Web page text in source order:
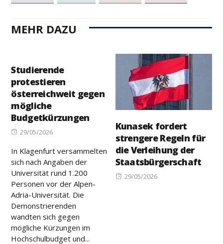
MEHR DAZU
Studierende
protestieren
österreichweit gegen
mögliche
Budgetkürzungen
Posted
29/05/2026
In Klagenfurt versammelten
sich nach Angaben der
Universität rund 1.200
Personen vor der Alpen-
Adria-Universität. Die
Demonstrierenden
wandten sich gegen
mögliche Kürzungen im
Hochschulbudget und...
Kunasek fordert
strengere Regeln für
die Verleihung der
Staatsbürgerschaft
Posted
29/05/2026